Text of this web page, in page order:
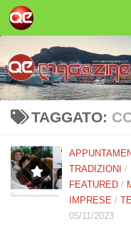
Salta al contenuto
TAGGATO:
TRADIZIONI /
FEATURED /
IMPRESE /
05/11/2023